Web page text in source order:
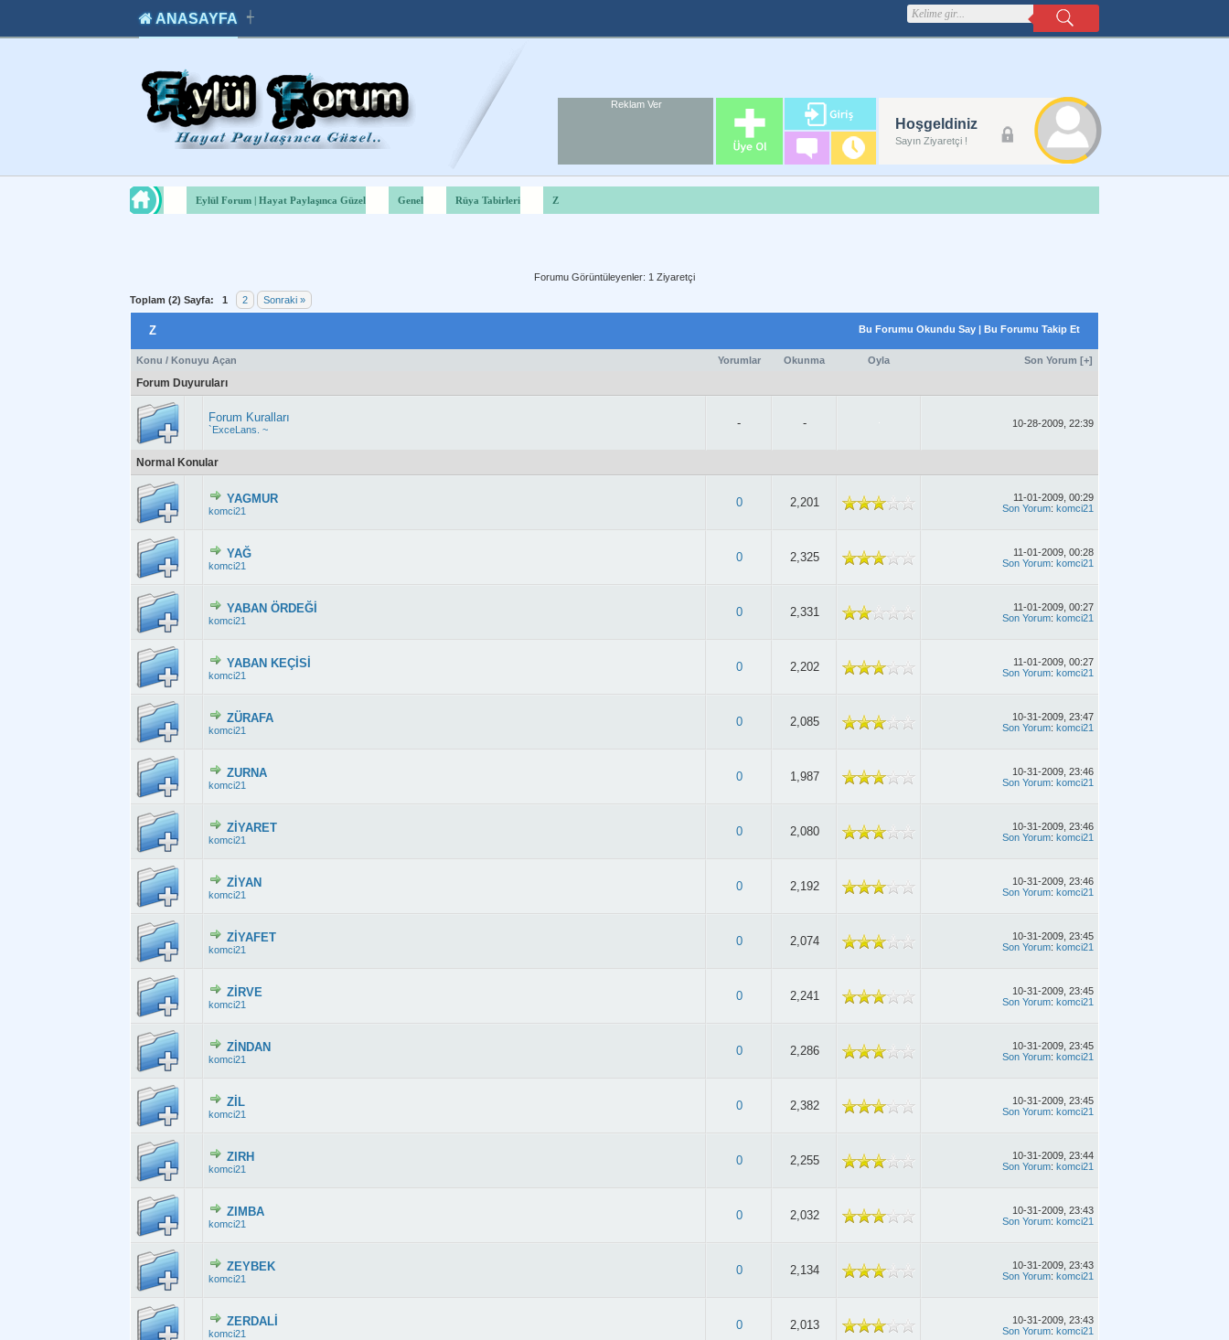
satın
takipçi
ANASAYFA ┽
Hoşgeldiniz
Sayın Ziyaretçi !
Reklam Ver
Forum
Reklam Alanı
Eylül Forum | Hayat Paylaşınca Güzel Genel Rüya Tabirleri Z
Forumu Görüntüleyenler: 1 Ziyaretçi
Toplam (2) Sayfa: 1 2 Sonraki »
Bu Forumu Okundu Say | Bu Forumu Takip Et
Z
Konu / Konuyu Açan Yorumlar Okunma Oyla Son Yorum [+]
Forum Duyuruları
Forum Kuralları
`ExceLans. ~ - - 10-28-2009, 22:39
Normal Konular
YAGMUR
komci21
0 2,201
11-01-2009, 00:29
Son Yorum: komci21
YAĞ
komci21
0 2,325
11-01-2009, 00:28
Son Yorum: komci21
YABAN ÖRDEĞİ
komci21
0 2,331
11-01-2009, 00:27
Son Yorum: komci21
YABAN KEÇİSİ
komci21
0 2,202
11-01-2009, 00:27
Son Yorum: komci21
ZÜRAFA
komci21
0 2,085
10-31-2009, 23:47
Son Yorum: komci21
ZURNA
komci21
0 1,987
10-31-2009, 23:46
Son Yorum: komci21
ZİYARET
komci21
0 2,080
10-31-2009, 23:46
Son Yorum: komci21
ZİYAN
komci21
0 2,192
10-31-2009, 23:46
Son Yorum: komci21
ZİYAFET
komci21
0 2,074
10-31-2009, 23:45
Son Yorum: komci21
ZİRVE
komci21
0 2,241
10-31-2009, 23:45
Son Yorum: komci21
ZİNDAN
komci21
0 2,286
10-31-2009, 23:45
Son Yorum: komci21
ZİL
komci21
0 2,382
10-31-2009, 23:45
Son Yorum: komci21
ZIRH
komci21
0 2,255
10-31-2009, 23:44
Son Yorum: komci21
ZIMBA
komci21
0 2,032
10-31-2009, 23:43
Son Yorum: komci21
ZEYBEK
komci21
0 2,134
10-31-2009, 23:43
Son Yorum: komci21
ZERDALİ
komci21
0 2,013
10-31-2009, 23:43
Son Yorum: komci21